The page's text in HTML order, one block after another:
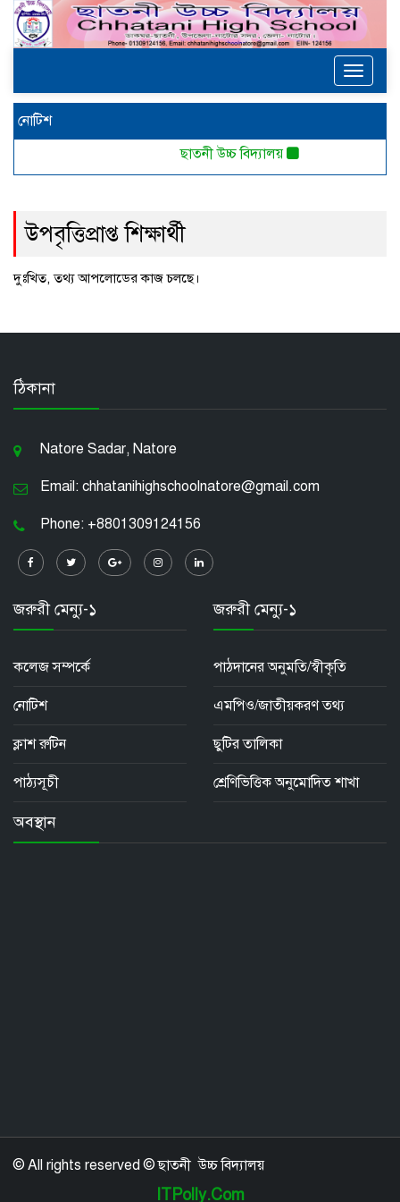
Toggle
নোটিশ
ছাতনী উচ্চ বিদ্যালয়
উপবৃত্তিপ্রাপ্ত শিক্ষার্থী
দুঃখিত, তথ্য আপলোডের কাজ চলছে।
ঠিকানা
Natore Sadar, Natore
Email: chhatanihighschoolnatore@gmail.com
Phone: +8801309124156
জরুরী মেন্যু-১
কলেজ সম্পর্কে
নোটিশ
ক্লাশ রুটিন
পাঠ্যসূচী
জরুরী মেন্যু-১
পাঠদানের অনুমতি/স্বীকৃতি
এমপিও/জাতীয়করণ তথ্য
ছুটির তালিকা
শ্রেণিভিত্তিক অনুমোদিত শাখা
অবস্থান
© All rights reserved © ছাতনী উচ্চ বিদ্যালয়
ITPolly.Com